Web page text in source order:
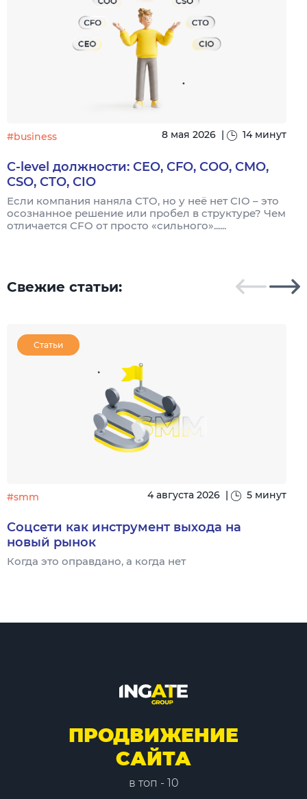
#business 8 мая 2026 | 14 минут
C-level должности: CEO, CFO, COO, CMO,
CSO, CTO, CIO
Если компания наняла CTO, но у неё нет CIO – это
осознанное решение или пробел в структуре? Чем
отличается CFO от просто «сильного»......
Свежие статьи:
Статьи
#smm 4 августа 2026 | 5 минут
Соцсети как инструмент выхода на
новый рынок
Когда это оправдано, а когда нет
ПРОДВИЖЕНИЕ
САЙТА
в топ - 10